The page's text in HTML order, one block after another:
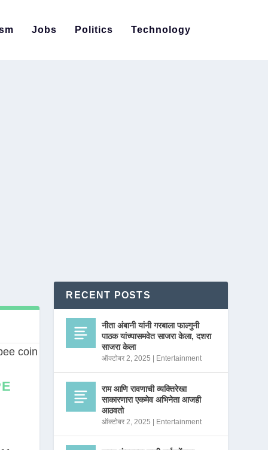
Jobs Politics Technology
RECENT POSTS
नीता अंबानी यांनी गरबाला फाल्गुनी
पाठक यांच्यासमवेत साजरा केला, दशरा
साजरा केला
ऑक्टोबर 2, 2025 Entertainment
राम आणि रावणाची व्यक्तिरेखा
साकारणारा एकमेव अभिनेता आजही
आठवतो
ऑक्टोबर 2, 2025 Entertainment